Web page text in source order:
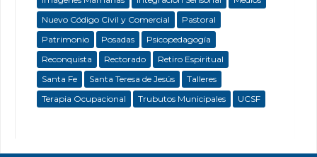
Nuevo Código Civil y Comercial
Pastoral
Patrimonio
Posadas
Psicopedagogía
Reconquista
Rectorado
Retiro Espiritual
Santa Fe
Santa Teresa de Jesús
Talleres
Terapia Ocupacional
Trubutos Municipales UCSF